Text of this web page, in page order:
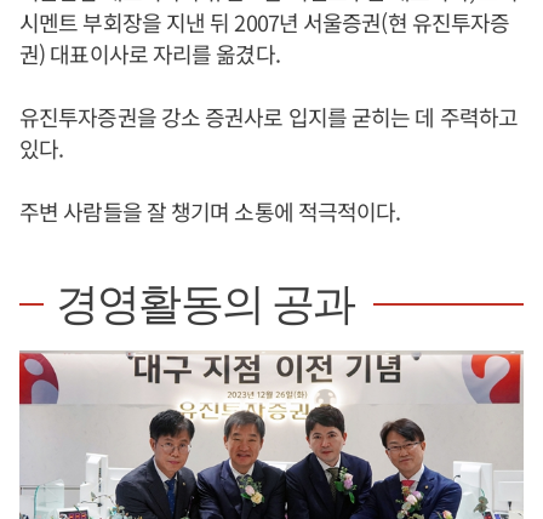
시멘트 부회장을 지낸 뒤 2007년 서울증권(현 유진투자증
권) 대표이사로 자리를 옮겼다.
유진투자증권을 강소 증권사로 입지를 굳히는 데 주력하고
있다.
주변 사람들을 잘 챙기며 소통에 적극적이다.
경영활동의 공과